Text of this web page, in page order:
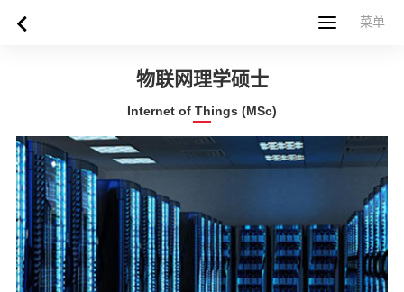
菜单
菜单
物联网理学硕士
Internet of Things (MSc)